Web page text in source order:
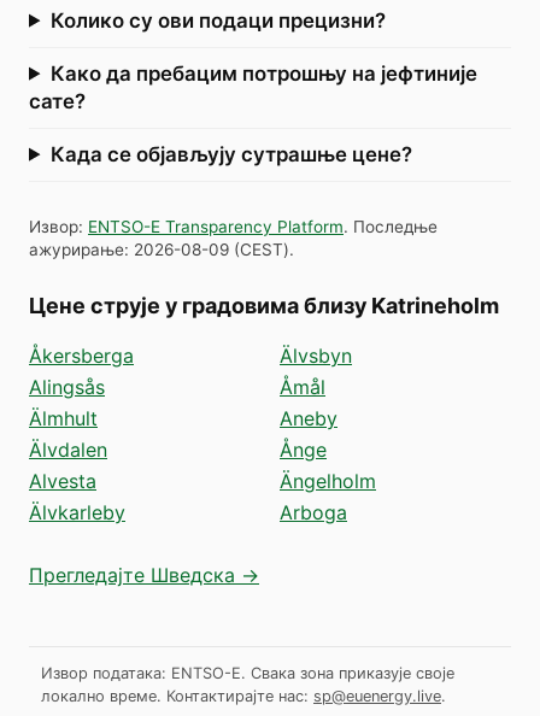
Колико су ови подаци прецизни?
Како да пребацим потрошњу на јефтиније
сате?
Када се објављују сутрашње цене?
Извор: ENTSO-E Transparency Platform. Последње
ажурирање: 2026-08-09 (CEST).
Цене струје у градовима близу Katrineholm
Åkersberga
Alingsås
Älmhult
Älvdalen
Alvesta
Älvkarleby
Älvsbyn
Åmål
Aneby
Ånge
Ängelholm
Arboga
Прегледајте Шведска →
Извор података: ENTSO-E. Свака зона приказује своје
локално време. Контактирајте нас: sp@euenergy.live.